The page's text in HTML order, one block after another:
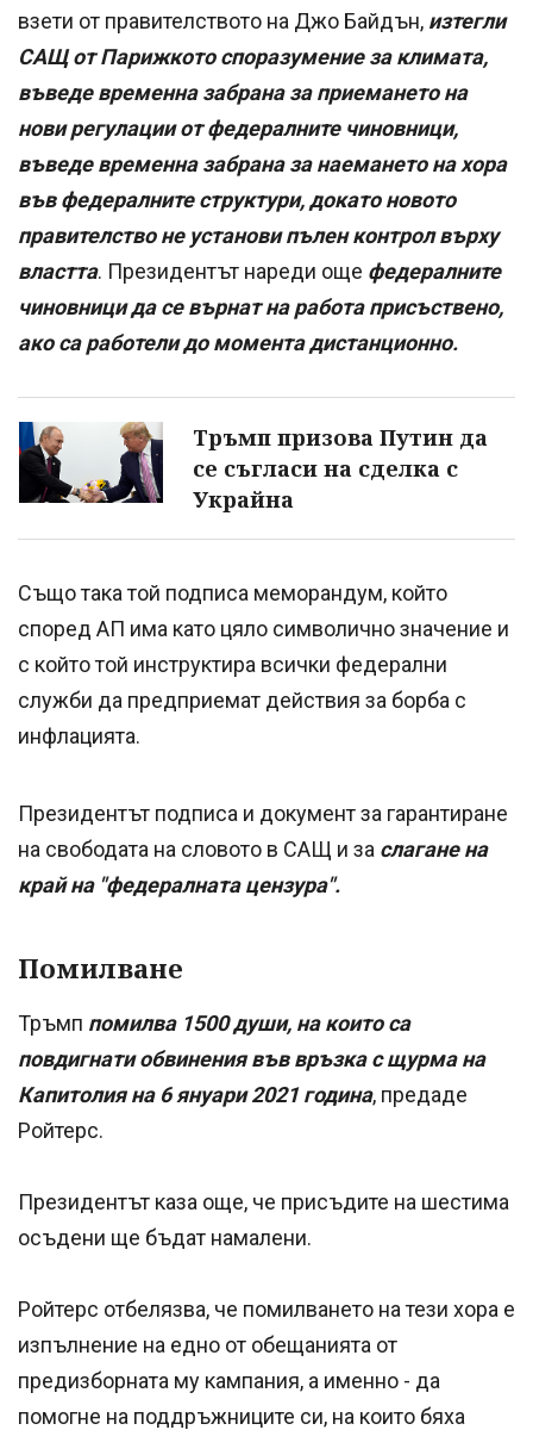
взети от правителството на Джо Байдън, изтегли
САЩ от Парижкото споразумение за климата,
въведе временна забрана за приемането на
нови регулации от федералните чиновници,
въведе временна забрана за наемането на хора
във федералните структури, докато новото
правителство не установи пълен контрол върху
властта. Президентът нареди още федералните
чиновници да се върнат на работа присъствено,
ако са работели до момента дистанционно.
Тръмп призова Путин да
се съгласи на сделка с
Украйна
Също така той подписа меморандум, който
според АП има като цяло символично значение и
с който той инструктира всички федерални
служби да предприемат действия за борба с
инфлацията.
Президентът подписа и документ за гарантиране
на свободата на словото в САЩ и за слагане на
край на "федералната цензура".
Помилване
Тръмп помилва 1500 души, на които са
повдигнати обвинения във връзка с щурма на
Капитолия на 6 януари 2021 година, предаде
Ройтерс.
Президентът каза още, че присъдите на шестима
осъдени ще бъдат намалени.
Ройтерс отбелязва, че помилването на тези хора е
изпълнение на едно от обещанията от
предизборната му кампания, а именно - да
помогне на поддръжниците си, на които бяха